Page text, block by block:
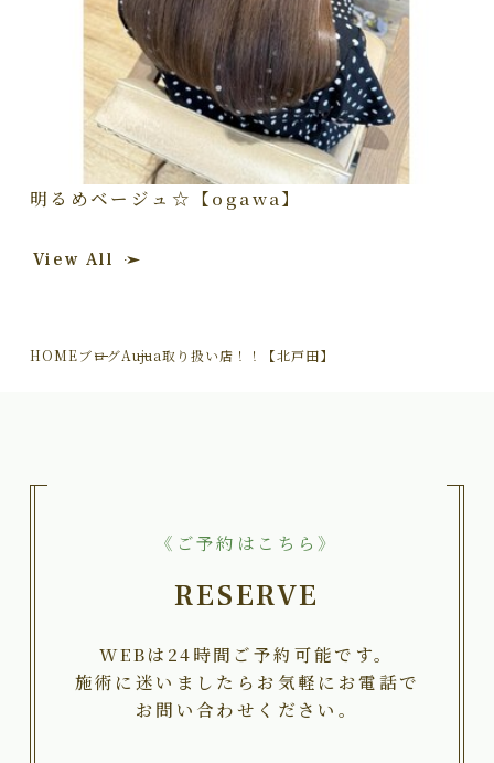
明るめベージュ☆【ogawa】
View All
HOMEブログAujua取り扱い店！！【北戸田】
《ご予約はこちら》
RESERVE
WEBは24時間ご予約可能です。
施術に迷いましたらお気軽にお電話で
お問い合わせください。